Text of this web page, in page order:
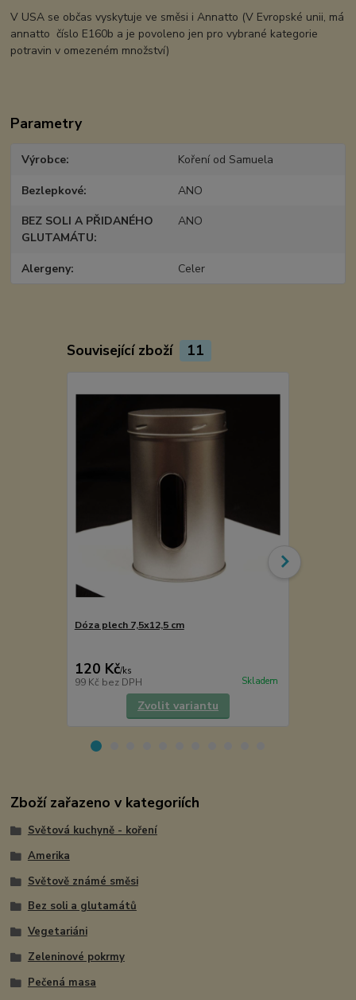
V USA se občas vyskytuje ve směsi i Annatto (V Evropské unii, má
annatto číslo E160b a je povoleno jen pro vybrané kategorie
potravin v omezeném množství)
Parametry
Výrobce Koření od Samuela
Bezlepkové ANO
BEZ SOLI A PŘIDANÉHO
GLUTAMÁTU
ANO
Alergeny Celer
Související zboží 11
Dóza plech 7,5x12,5 cm
120 Kč/ks
99 Kč bez DPH Skladem
Zvolit variantu
Zboží zařazeno v kategoriích
Světová kuchyně - koření
Amerika
Světově známé směsi
Bez soli a glutamátů
Vegetariáni
Zeleninové pokrmy
Pečená masa